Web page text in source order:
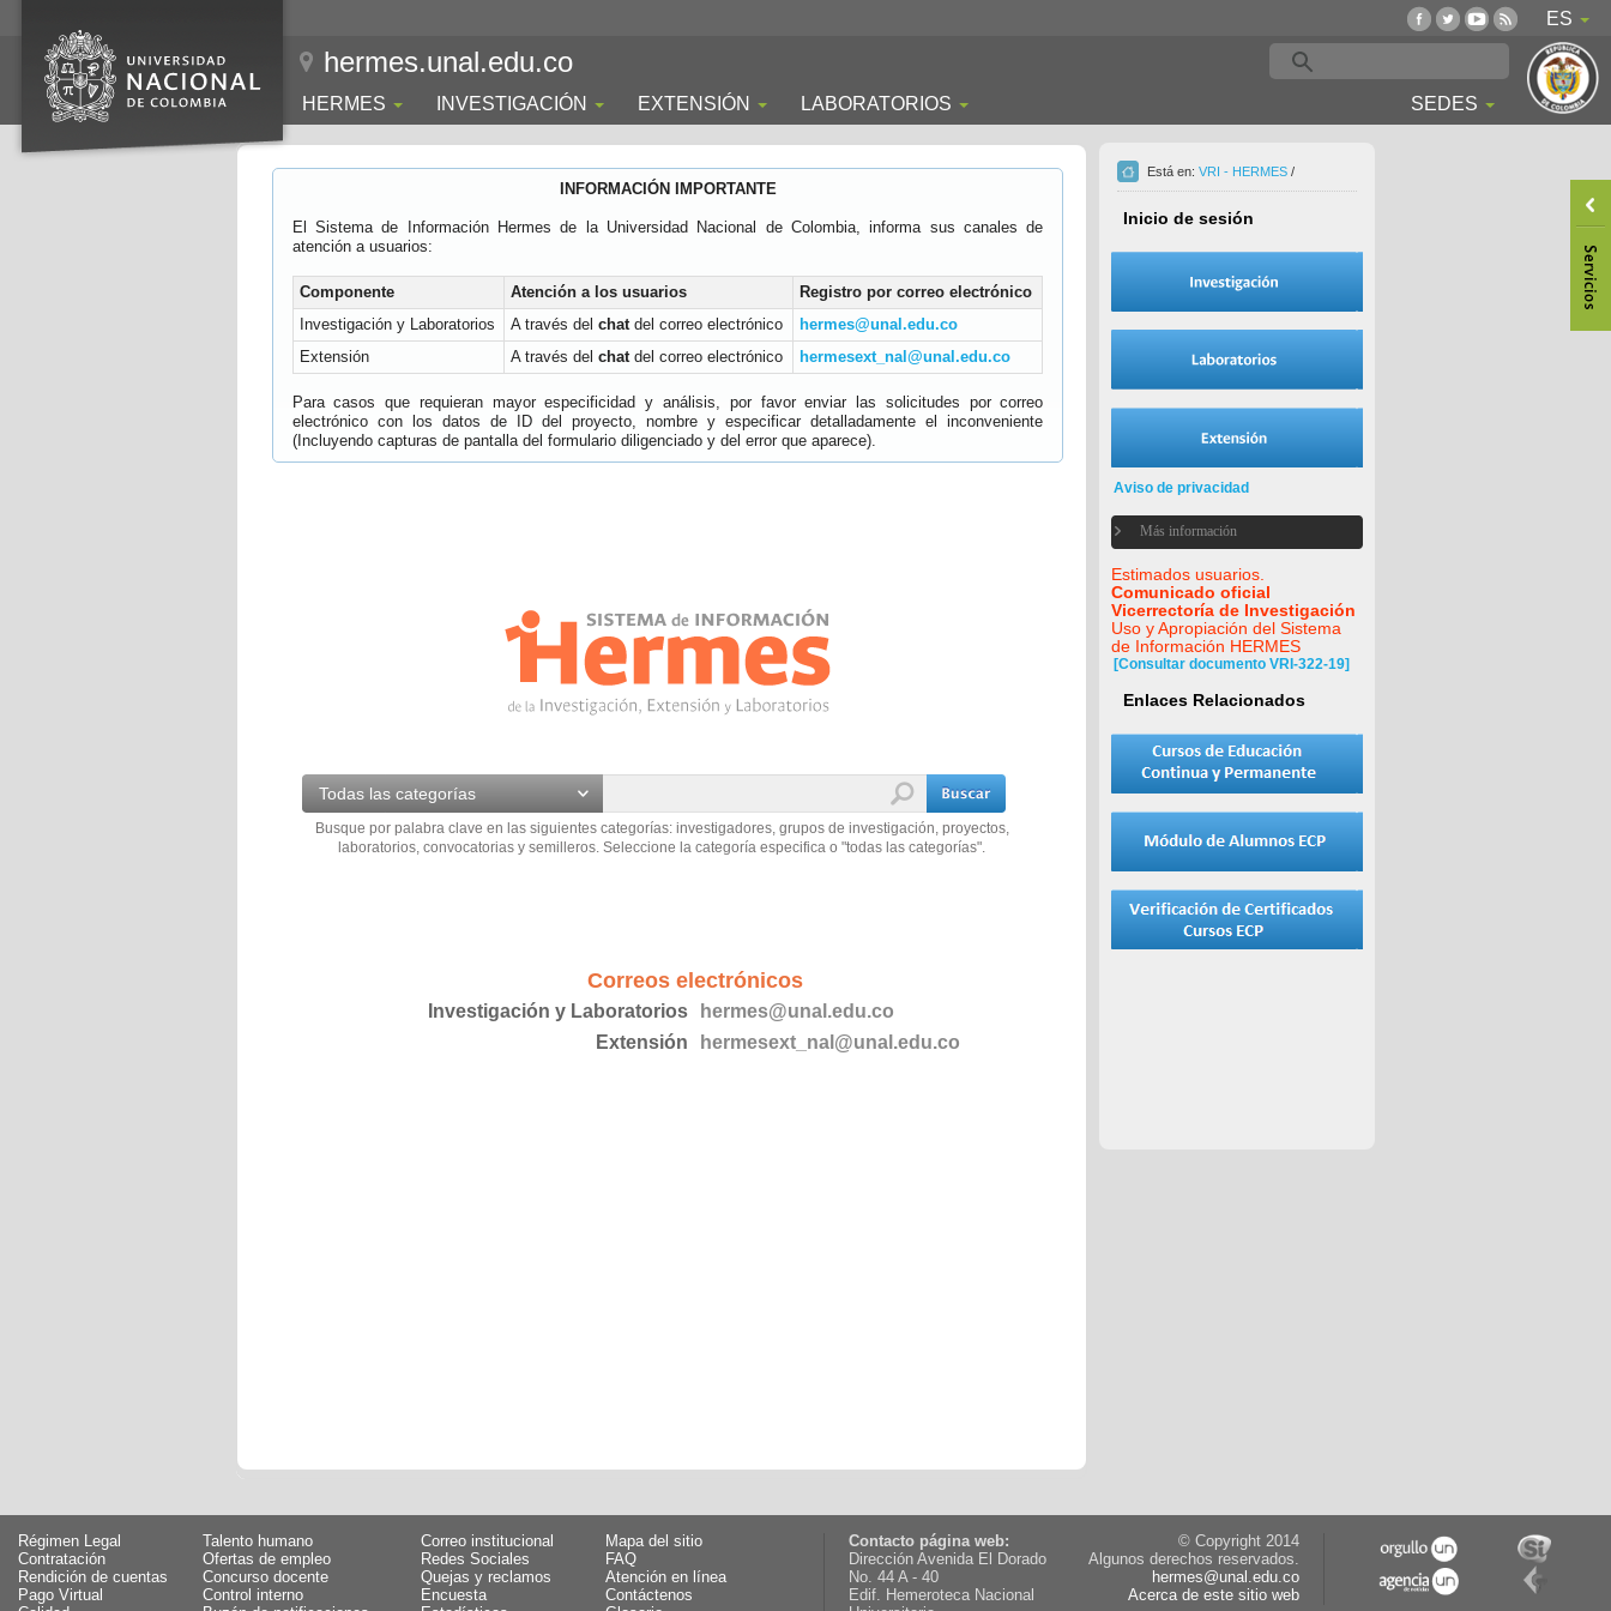
ES
hermes.unal.edu.co
HERMES INVESTIGACIÓN EXTENSIÓN LABORATORIOS SEDES
INFORMACIÓN IMPORTANTE
El Sistema de Información Hermes de la Universidad Nacional de Colombia, informa sus canales de
atención a usuarios:
Componente Atención a los usuarios
Registro por correo electrónico
Investigación y Laboratorios
A través del chatdel correo electrónico
hermes@unal.edu.co
Extensión
A través del chatdel correo electrónico hermesext_nal@unal.edu.co
Para casos que requieran mayor especificidad y análisis, por favor enviar las solicitudes por correo
electrónico con los datos de ID del proyecto, nombre y especificar detalladamente el inconveniente
(Incluyendo capturas de pantalla del formulario diligenciado y del error que aparece).
Todas las categorías
Busque por palabra clave en las siguientes categorías: investigadores, grupos de investigación, proyectos,
laboratorios, convocatorias y semilleros. Seleccione la categoría especifica o "todas las categorías".
Correos electrónicos
Investigación y Laboratorios
hermes@unal.edu.co
Extensión
hermesext_nal@unal.edu.co
Está en: VRI - HERMES /
Inicio de sesión
Aviso de privacidad
Más información
Estimados usuarios.
Comunicado oficial
Vicerrectoría de Investigación
Uso y Apropiación del Sistema
de Información HERMES
[Consultar documento VRI-322-19]
Enlaces Relacionados
Régimen Legal
Talento humano
Contratación
Ofertas de empleo
Rendición de cuentas
Concurso docente
Pago Virtual
Control interno
Correo institucional
Mapa del sitio
Redes Sociales
FAQ
Quejas y reclamos
Atención en línea
Encuesta
Contáctenos
Contacto página web:
Dirección Avenida El Dorado
No. 44 A - 40
Edif. Hemeroteca Nacional
© Copyright 2014
Algunos derechos reservados.
hermes@unal.edu.co
Acerca de este sitio web